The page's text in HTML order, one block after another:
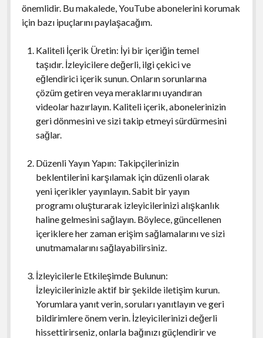
önemlidir. Bu makalede, YouTube abonelerini korumak
için bazı ipuçlarını paylaşacağım.
Kaliteli İçerik Üretin: İyi bir içeriğin temel
taşıdır. İzleyicilere değerli, ilgi çekici ve
eğlendirici içerik sunun. Onların sorunlarına
çözüm getiren veya meraklarını uyandıran
videolar hazırlayın. Kaliteli içerik, abonelerinizin
geri dönmesini ve sizi takip etmeyi sürdürmesini
sağlar.
Düzenli Yayın Yapın: Takipçilerinizin
beklentilerini karşılamak için düzenli olarak
yeni içerikler yayınlayın. Sabit bir yayın
programı oluşturarak izleyicilerinizi alışkanlık
haline gelmesini sağlayın. Böylece, güncellenen
içeriklere her zaman erişim sağlamalarını ve sizi
unutmamalarını sağlayabilirsiniz.
İzleyicilerle Etkileşimde Bulunun:
İzleyicilerinizle aktif bir şekilde iletişim kurun.
Yorumlara yanıt verin, soruları yanıtlayın ve geri
bildirimlere önem verin. İzleyicilerinizi değerli
hissettirirseniz, onlarla bağınızı güçlendirir ve